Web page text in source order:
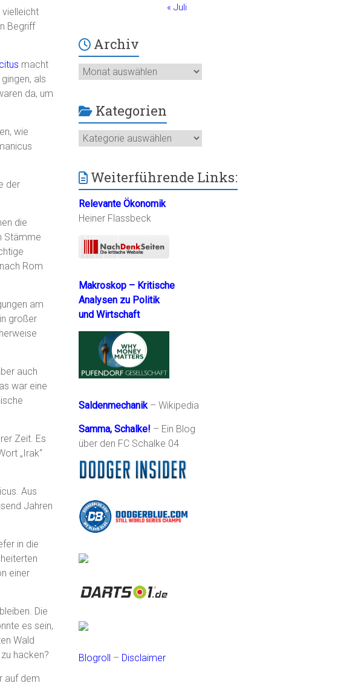
vielleicht
Begriff
macht
als
da, um
wie
der
die
Stämme
Rom
am
großer
auch
war eine
Zeit. Es
„Irak“
Aus
Jahren
in die
einer
Die
es sein,
Wald
hacken?
auf dem
« Juli
Archiv
Archiv
Kategorien
Kategorien
Weiterführende Links:
Relevante Ökonomik
Heiner Flassbeck
Makroskop – Kritische
Analysen zu Politik
und Wirtschaft
Saldenmechanik– Wikipedia
Samma, Schalke! – Ein Blog
über den FC Schalke 04
Blogroll – Disclaimer